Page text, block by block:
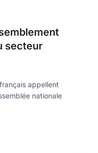
secteur
appellent
nationale